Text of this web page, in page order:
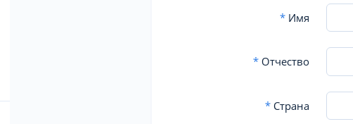
*Имя
*Отчество
*Страна